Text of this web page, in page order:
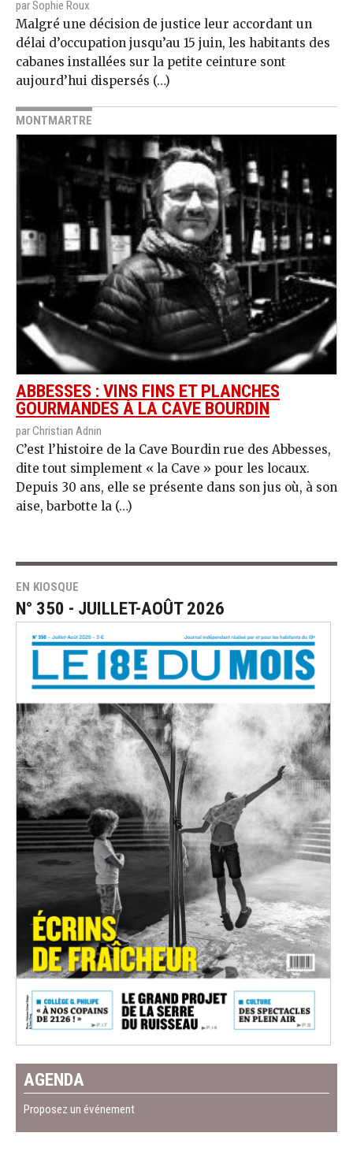
par Sophie Roux
Malgré une décision de justice leur accordant un
délai d’occupation jusqu’au 15 juin, les habitants des
cabanes installées sur la petite ceinture sont
aujourd’hui dispersés (…)
MONTMARTRE
ABBESSES : VINS FINS ET PLANCHES
GOURMANDES À LA CAVE BOURDIN
par Christian Adnin
C’est l’histoire de la Cave Bourdin rue des Abbesses,
dite tout simplement « la Cave » pour les locaux.
Depuis 30 ans, elle se présente dans son jus où, à son
aise, barbotte la (…)
EN KIOSQUE
N° 350 - JUILLET-AOÛT 2026
AGENDA
Proposez un événement